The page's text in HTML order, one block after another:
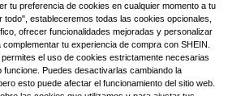
tu preferencia de cookies en cualquier momento a tu
todo", estableceremos todas las cookies opcionales,
ofrecer funcionalidades mejoradas y personalizar
tu experiencia de compra con SHEIN.
el uso de cookies estrictamente necesarias
Puedes desactivarlas cambiando la
esto puede afectar el funcionamiento del sitio web.